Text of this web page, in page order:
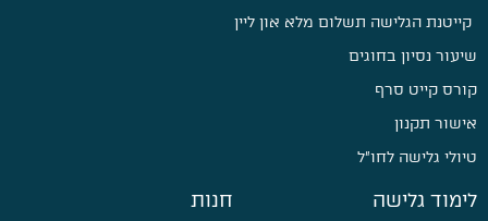
קייטנת הגלישה תשלום מלא און ליין
שיעור נסיון בחוגים
קורס קייט סרף
אישור תקנון
טיולי גלישה לחו״ל
לימוד גלישה חנות